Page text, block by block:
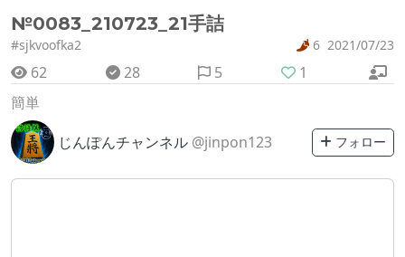
№0083_210723_21手詰
#sjkvoofka2 6 2021/07/23
62 28 5
1
簡単
じんぽんチャンネル @jinpon123 フォロー